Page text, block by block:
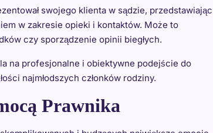
swojego klienta w sądzie, przedstawiając
w zakresie opieki i kontaktów. Może to
czy sporządzenie opinii biegłych.
na profesjonalne i obiektywne podejście do
najmłodszych członków rodziny.
Prawnika